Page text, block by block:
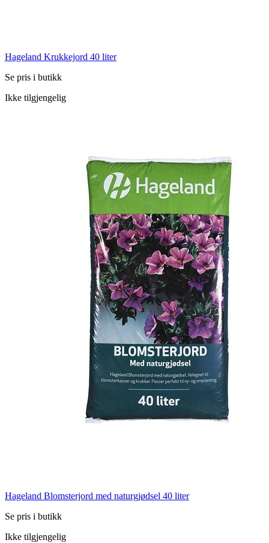
Hageland Krukkejord 40 liter
Se pris i butikk
Ikke tilgjengelig
Hageland Blomsterjord med naturgjødsel 40 liter
Se pris i butikk
Ikke tilgjengelig